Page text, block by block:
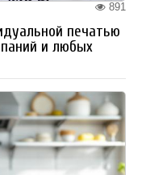
891
печатью
и любых